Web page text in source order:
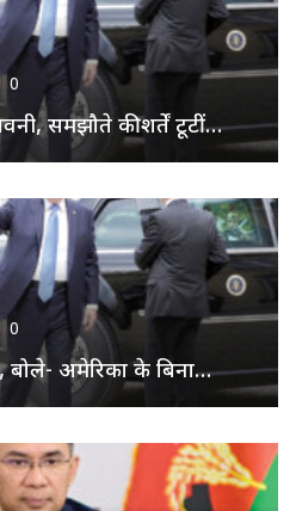
0
समझौते की शर्तें टूटीं…
0
बोले- अमेरिका के बिना…